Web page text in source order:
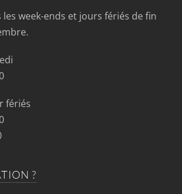
week-ends et jours fériés de fin
fériés
?